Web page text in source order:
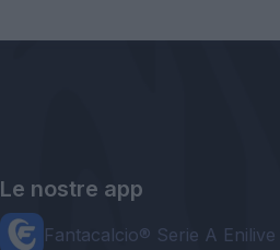
Le nostre app
Fantacalcio® Serie A Enilive